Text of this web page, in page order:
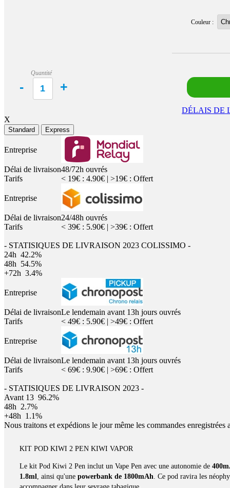
Couleur :
Quantité
DÉLAIS DE
X
Standard Express
Entreprise
Délai de livraison48/72h ouvrés
Tarifs
< 19€ : 4.90€ | >19€ : Offert
Entreprise
Délai de livraison24/48h ouvrés
Tarifs
< 39€ : 5.90€ | >39€ : Offert
- STATISIQUES DE LIVRAISON 2023 COLISSIMO -
24h 42.2%
48h 54.5%
+72h 3.4%
Entreprise
Délai de livraisonLe lendemain avant 13h jours ouvrés
Tarifs
< 49€ : 5.90€ | >49€ : Offert
Entreprise
Délai de livraisonLe lendemain avant 13h jours ouvrés
Tarifs
< 69€ : 9.90€ | >69€ : Offert
- STATISIQUES DE LIVRAISON 2023 -
Avant 13 96.2%
48h 2.7%
+48h 1.1%
Nous traitons et expédions le jour même les commandes
KIT POD KIWI 2 PEN KIWI VAPOR
Le kit Pod Kiwi 2 Pen inclut un Vape Pen avec une autonomie de
1.8ml, ainsi qu'unepowerbank de 1800mAh. Ce pod ravira les